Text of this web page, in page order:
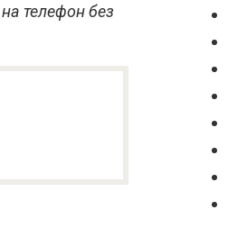
телефон без